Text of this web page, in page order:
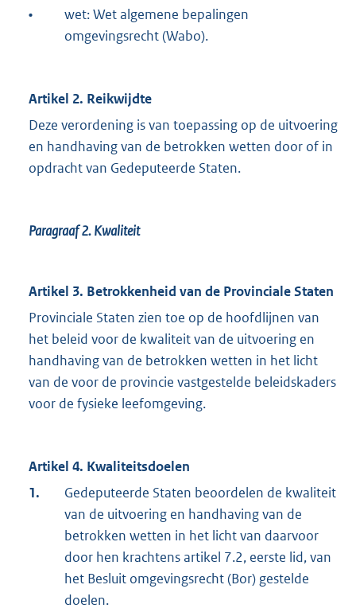
•
wet: Wet algemene bepalingen
omgevingsrecht (Wabo).
Artikel 2. Reikwijdte
Deze verordening is van toepassing op de uitvoering
en handhaving van de betrokken wetten door of in
opdracht van Gedeputeerde Staten.
Paragraaf 2.Kwaliteit
Artikel 3. Betrokkenheid van de Provinciale Staten
Provinciale Staten zien toe op de hoofdlijnen van
het beleid voor de kwaliteit van de uitvoering en
handhaving van de betrokken wetten in het licht
van de voor de provincie vastgestelde beleidskaders
voor de fysieke leefomgeving.
Artikel 4. Kwaliteitsdoelen
1.
Gedeputeerde Staten beoordelen de kwaliteit
van de uitvoering en handhaving van de
betrokken wetten in het licht van daarvoor
door hen krachtens artikel 7.2, eerste lid, van
het Besluit omgevingsrecht (Bor) gestelde
doelen.